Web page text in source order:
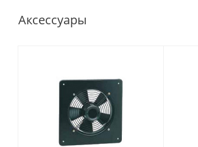
Аксессуары